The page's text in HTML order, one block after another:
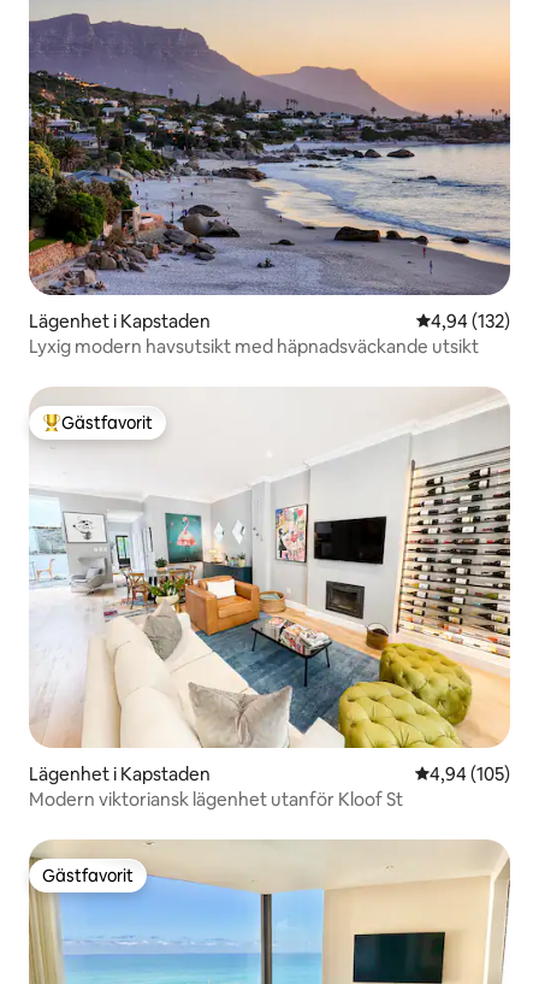
Lägenhet i Kapstaden 4,94 av 5 i
4,94 (132)
Lyxig modern havsutsikt med häpnadsväckande utsikt
Populär gästfavorit
Gästfavorit
Lägenhet i Kapstaden 4,94 av 5 i
4,94 (105)
Modern viktoriansk lägenhet utanför Kloof St
Gästfavorit
Gästfavorit